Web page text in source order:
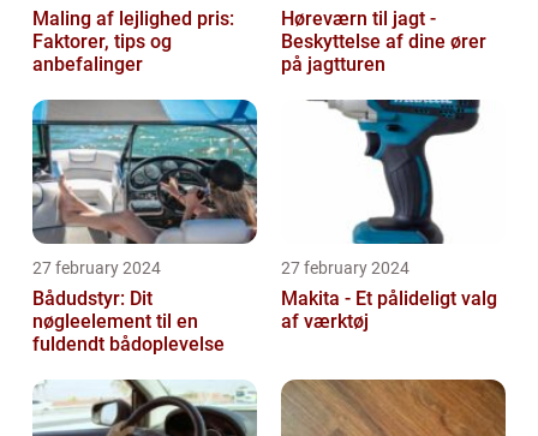
Maling af lejlighed pris:
Faktorer, tips og
anbefalinger
Høreværn til jagt -
Beskyttelse af dine ører
på jagtturen
27 february 2024
Bådudstyr: Dit
nøgleelement til en
fuldendt bådoplevelse
27 february 2024
Makita - Et pålideligt valg
af værktøj